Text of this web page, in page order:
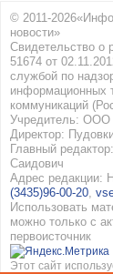
© 2011-
новости»
Свидетельство
51674 от
службой по
информационных
коммуникаций
Учредитель: ООО
Директор:
Главный
Саидович
Адрес редакции:
(3435)96-00-20,
Использовать
можно только с
первоисточник
Этот сайт